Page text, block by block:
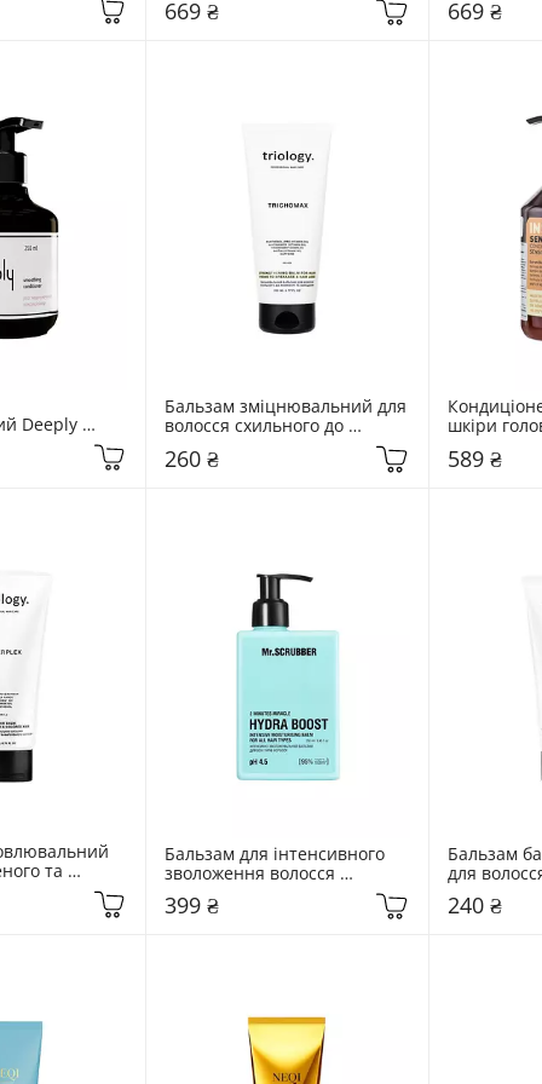
669 ₴ 669 ₴
Deeply
250
Бальзам зміцнювальний для
волосся схильного до
Triology. Trichomax 200 мл
260 ₴
шкіри
400 мл
589 ₴
та
Бальзам для інтенсивного
зволоження волосся
Mr.SCRUBBER Hydra Boost
250 мл
399 ₴
Бальзам
для
240 ₴